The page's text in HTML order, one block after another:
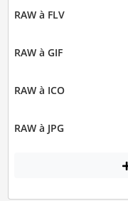
RAW à FLV
RAW à GIF
RAW à ICO
RAW à JPG